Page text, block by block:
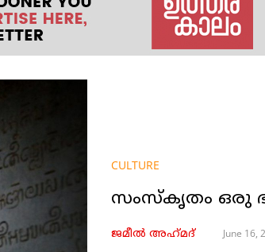
CULTURE
സംസ്‌കൃതം ഒരു
ജമീൽ അഹ്‌മദ്‌ June 16,